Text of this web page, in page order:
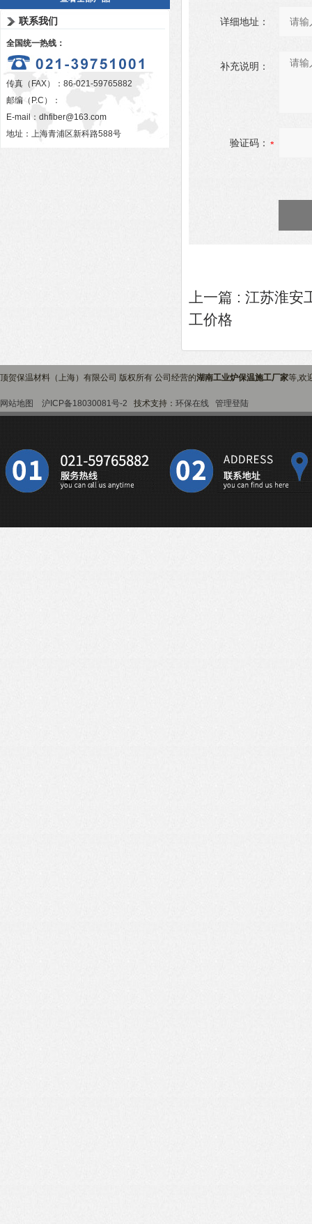
联系我们
全国统一热线：
传真（FAX）：86-021-59765882
邮编（P.C）：
E-mail： dhfiber@163.com
地址：上海青浦区新科路588号
详细地址：
补充说明：
验证码：
上一篇 : 江苏淮安
工价格
顶贺保温材料（上海）有限公司 版权所有 公司经营的湖南工业炉保温施工厂家等,欢
网站地图 沪ICP备18030081号-2 技术支持： 环保在线 管理登陆